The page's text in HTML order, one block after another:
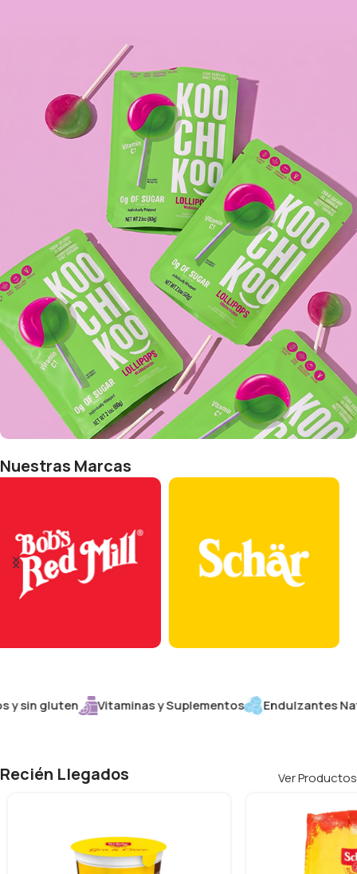
Bebidas Vegetales
Ver más
Libre de Azúcar
Nuestras Marcas
gluten Vitaminas y Suplementos Endulzantes
Recién Llegados Ver Productos